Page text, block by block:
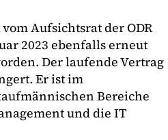
Aufsichtsrat der ODR
2023 ebenfalls erneut
Der laufende Vertrag
Er ist im
Bereiche
und die IT